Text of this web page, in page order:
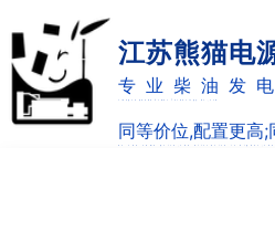
江苏熊猫电
专业柴油发
同等价位,配置更高